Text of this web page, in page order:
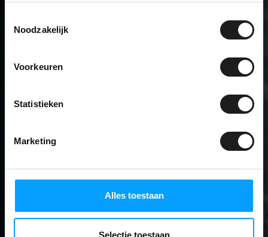
Noodzakelijk
Voorkeuren
Statistieken
Marketing
Alles toestaan
Selectie toestaan